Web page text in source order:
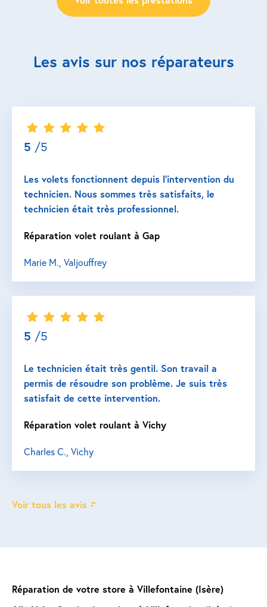
Réparation de votre store à Villefontaine (Isère)
Les avis sur nos réparateurs
5 /5
Les volets fonctionnent depuis l’intervention du
technicien. Nous sommes très satisfaits, le
technicien était très professionnel.
Réparation volet roulant à Gap
Marie M., Valjouffrey
5 /5
Le technicien était très gentil. Son travail a
permis de résoudre son problème. Je suis très
satisfait de cette intervention.
Réparation volet roulant à Vichy
Charles C., Vichy
Voir tous les avis